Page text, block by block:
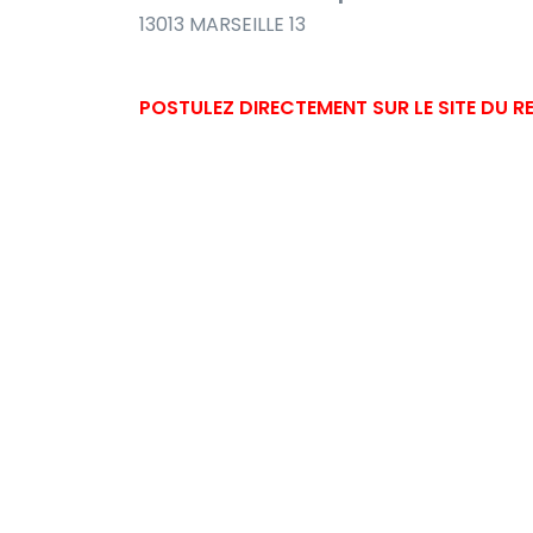
13013 MARSEILLE 13
POSTULEZ DIRECTEMENT SUR LE SITE DU